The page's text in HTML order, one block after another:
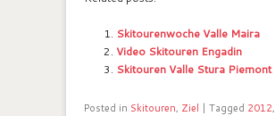
Skitourenwoche Valle Maira
Video Skitouren Engadin
Skitouren Valle Stura Piemont
Posted in Skitouren, Ziel | Tagged 2012,